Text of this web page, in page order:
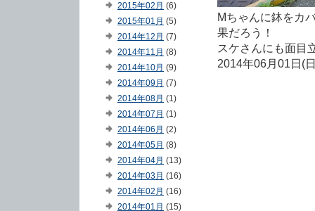
Mちゃんに鉢をカ
果だろう！
スケさんにも面目
2014年06月01日(
2015年02月 (6)
2015年01月 (5)
2014年12月 (7)
2014年11月 (8)
2014年10月 (9)
2014年09月 (7)
2014年08月 (1)
2014年07月 (1)
2014年06月 (2)
2014年05月 (8)
2014年04月 (13)
2014年03月 (16)
2014年02月 (16)
2014年01月 (15)